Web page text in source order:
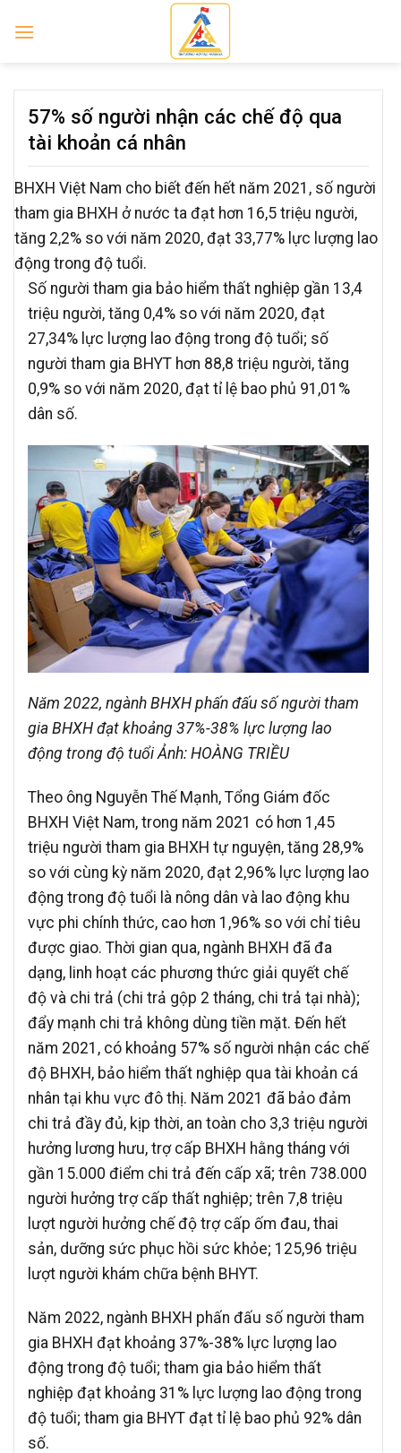
57% số người nhận các chế độ qua
tài khoản cá nhân
BHXH Việt Nam cho biết đến hết năm 2021, số người
tham gia BHXH ở nước ta đạt hơn 16,5 triệu người,
tăng 2,2% so với năm 2020, đạt 33,77% lực lượng lao
động trong độ tuổi.
Số người tham gia bảo hiểm thất nghiệp gần 13,4
triệu người, tăng 0,4% so với năm 2020, đạt
27,34% lực lượng lao động trong độ tuổi; số
người tham gia BHYT hơn 88,8 triệu người, tăng
0,9% so với năm 2020, đạt tỉ lệ bao phủ 91,01%
dân số.
Năm 2022, ngành BHXH phấn đấu số người tham
gia BHXH đạt khoảng 37%-38% lực lượng lao
động trong độ tuổi Ảnh: HOÀNG TRIỀU
Theo ông Nguyễn Thế Mạnh, Tổng Giám đốc
BHXH Việt Nam, trong năm 2021 có hơn 1,45
triệu người tham gia BHXH tự nguyện, tăng 28,9%
so với cùng kỳ năm 2020, đạt 2,96% lực lượng lao
động trong độ tuổi là nông dân và lao động khu
vực phi chính thức, cao hơn 1,96% so với chỉ tiêu
được giao. Thời gian qua, ngành BHXH đã đa
dạng, linh hoạt các phương thức giải quyết chế
độ và chi trả (chi trả gộp 2 tháng, chi trả tại nhà);
đẩy mạnh chi trả không dùng tiền mặt. Đến hết
năm 2021, có khoảng 57% số người nhận các chế
độ BHXH, bảo hiểm thất nghiệp qua tài khoản cá
nhân tại khu vực đô thị. Năm 2021 đã bảo đảm
chi trả đầy đủ, kịp thời, an toàn cho 3,3 triệu người
hưởng lương hưu, trợ cấp BHXH hằng tháng với
gần 15.000 điểm chi trả đến cấp xã; trên 738.000
người hưởng trợ cấp thất nghiệp; trên 7,8 triệu
lượt người hưởng chế độ trợ cấp ốm đau, thai
sản, dưỡng sức phục hồi sức khỏe; 125,96 triệu
lượt người khám chữa bệnh BHYT.
Năm 2022, ngành BHXH phấn đấu số người tham
gia BHXH đạt khoảng 37%-38% lực lượng lao
động trong độ tuổi; tham gia bảo hiểm thất
nghiệp đạt khoảng 31% lực lượng lao động trong
độ tuổi; tham gia BHYT đạt tỉ lệ bao phủ 92% dân
số.